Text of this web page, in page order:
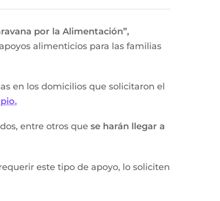
por la Alimentación”,
alimenticios para las familias
en los domicilios que solicitaron el
entre otros que se harán llegar a
este tipo de apoyo, lo soliciten